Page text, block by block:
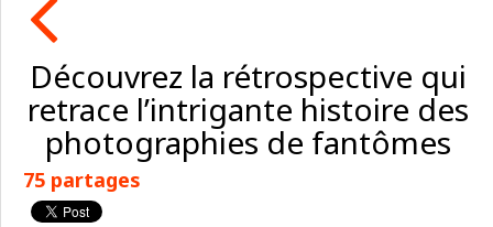
Découvrez la rétrospective qui
retrace l’intrigante histoire des
photographies de fantômes
75 partages